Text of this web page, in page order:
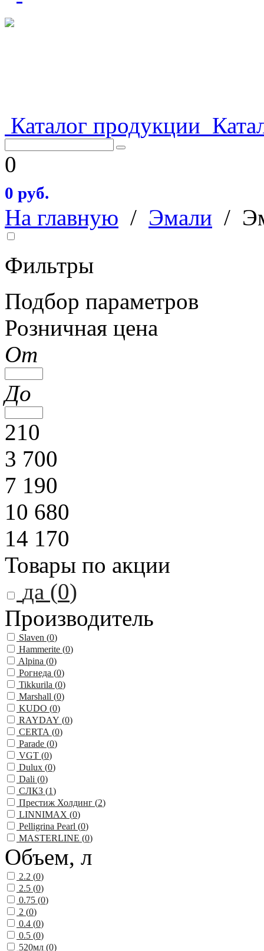
Каталог продукции
0
0 руб.
На главную / Эмали /
Фильтры
Подбор параметров
Розничная цена
От
До
210
3 700
7 190
10 680
14 170
Товары по акции
да (0)
Производитель
Slaven (0)
Hammerite (0)
Alpina (0)
Рогнеда (0)
Tikkurila (0)
Marshall (0)
KUDO (0)
RAYDAY (0)
CERTA (0)
Parade (0)
VGT (0)
Dulux (0)
Dali (0)
СЛКЗ (1)
Престиж Холдинг (2)
LINNIMAX (0)
Pelligrina Pearl (0)
MASTERLINE (0)
Объем, л
2.2 (0)
2.5 (0)
0.75 (0)
2 (0)
0.4 (0)
0.5 (0)
520мл (0)